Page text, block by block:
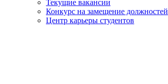
Текущие вакансии
Конкурс на замещение должностей
Центр карьеры студентов